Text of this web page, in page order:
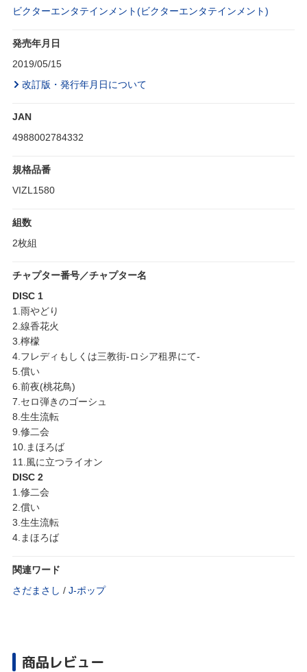
ビクターエンタテインメント(ビクターエンタテインメント)
発売年月日
2019/05/15
改訂版・発行年月日について
JAN
4988002784332
規格品番
VIZL1580
組数
2枚組
チャプター番号／チャプター名
DISC 1
1.雨やどり
2.線香花火
3.檸檬
4.フレディもしくは三教街-ロシア租界にて-
5.償い
6.前夜(桃花鳥)
7.セロ弾きのゴーシュ
8.生生流転
9.修二会
10.まほろば
11.風に立つライオン
DISC 2
1.修二会
2.償い
3.生生流転
4.まほろば
関連ワード
さだまさし / J‐ポップ
商品レビュー